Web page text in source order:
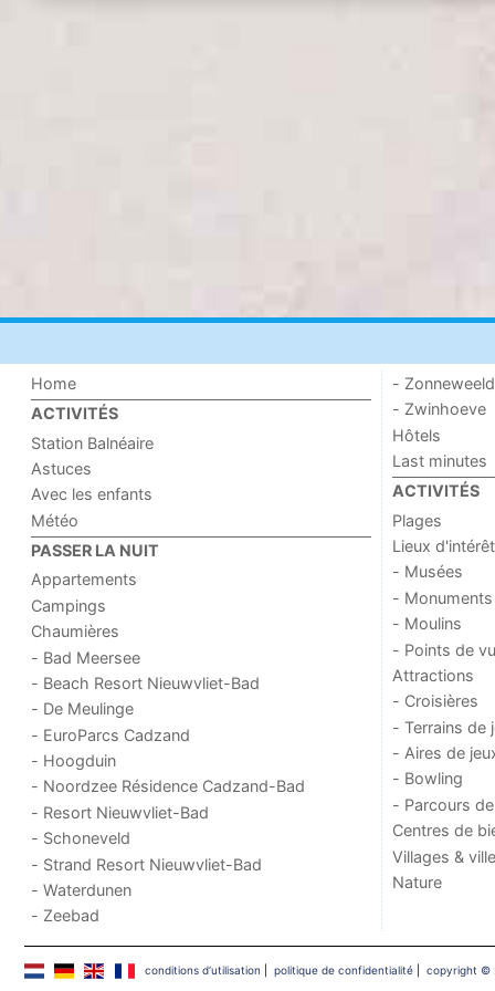
Home
ACTIVITÉS
Station Balnéaire
Astuces
Avec les enfants
Météo
PASSER LA NUIT
Appartements
Campings
Chaumières
- Bad Meersee
- Beach Resort Nieuwvliet-Bad
- De Meulinge
- EuroParcs Cadzand
- Hoogduin
- Noordzee Résidence Cadzand-Bad
- Resort Nieuwvliet-Bad
- Schoneveld
- Strand Resort Nieuwvliet-Bad
- Waterdunen
- Zeebad
-
- Zwinhoeve
Hôtels
Last minutes
ACTIVITÉS
Plages
Lieux d'intérêt
- Musées
- Monuments
- Moulins
- Points de
Attractions
- Croisières
- Terrains de
- Aires de
- Bowling
- Parcours
Centres de
Villages &
Nature
conditions d‘utilisation politique de confidentialité| copyright ©